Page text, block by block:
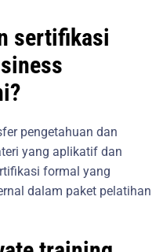
sertifikasi
pengetahuan dan
yang aplikatif dan
formal yang
dalam paket pelatihan